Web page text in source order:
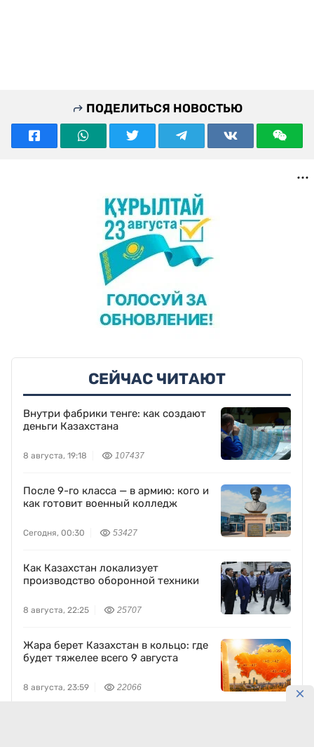
ПОДЕЛИТЬСЯ НОВОСТЬЮ
СЕЙЧАС ЧИТАЮТ
Внутри фабрики тенге: как создают
деньги Казахстана
8 августа, 19:18 107437
После 9-го класса — в армию: кого и
как готовит военный колледж
Сегодня, 00:30 53427
Как Казахстан локализует
производство оборонной техники
8 августа, 22:25 25707
Жара берет Казахстан в кольцо: где
будет тяжелее всего 9 августа
8 августа, 23:59 22066